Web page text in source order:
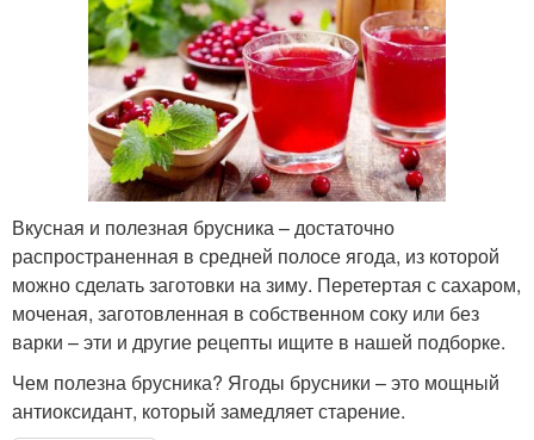
Вкусная и полезная брусника – достаточно
распространенная в средней полосе ягода, из которой
можно сделать заготовки на зиму. Перетертая с сахаром,
моченая, заготовленная в собственном соку или без
варки – эти и другие рецепты ищите в нашей подборке.
Чем полезна брусника? Ягоды брусники – это мощный
антиоксидант, который замедляет старение.